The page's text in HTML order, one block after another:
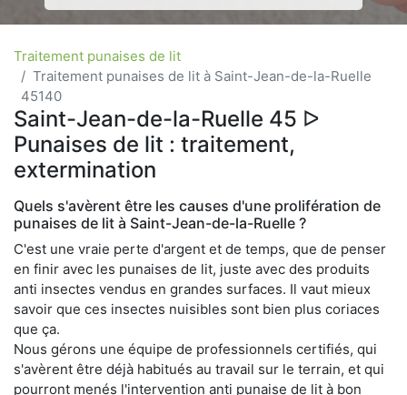
Traitement punaises de lit
Traitement punaises de lit à Saint-Jean-de-la-Ruelle
45140
Saint-Jean-de-la-Ruelle 45 ᐅ
Punaises de lit : traitement,
extermination
Quels s'avèrent être les causes d'une prolifération de
punaises de lit à Saint-Jean-de-la-Ruelle ?
C'est une vraie perte d'argent et de temps, que de penser
en finir avec les punaises de lit, juste avec des produits
anti insectes vendus en grandes surfaces. Il vaut mieux
savoir que ces insectes nuisibles sont bien plus coriaces
que ça.
Nous gérons une équipe de professionnels certifiés, qui
s'avèrent être déjà habitués au travail sur le terrain, et qui
pourront menés l'intervention anti punaise de lit à bon